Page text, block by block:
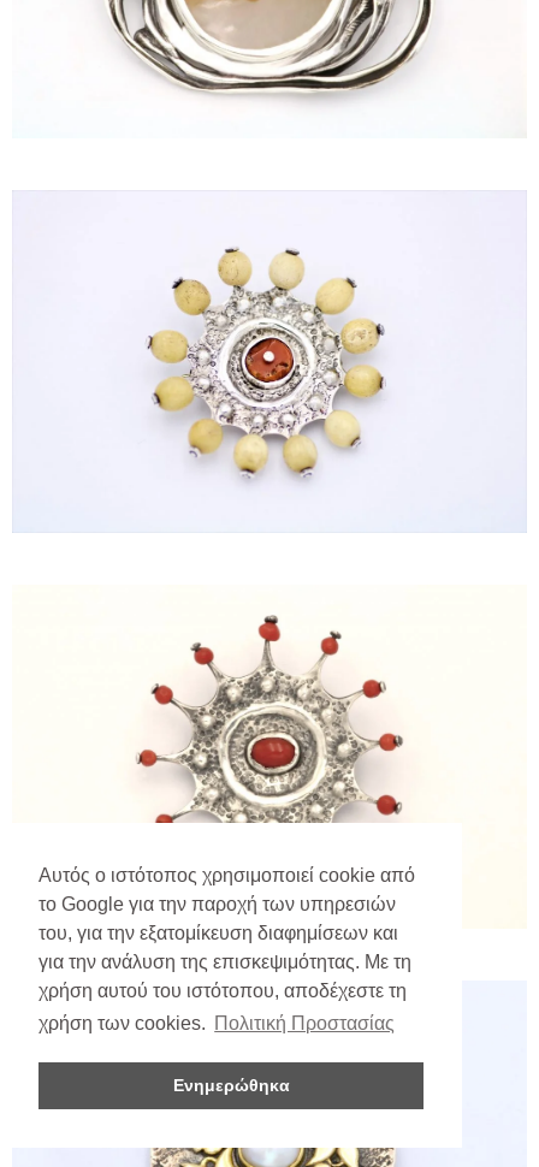
Αυτός ο ιστότοπος χρησιμοποιεί cookie από
το Google για την παροχή των υπηρεσιών
του, για την εξατομίκευση διαφημίσεων και
για την ανάλυση της επισκεψιμότητας. Με τη
χρήση αυτού του ιστότοπου, αποδέχεστε τη
χρήση των cookies. Πολιτική Προστασίας
Ενημερώθηκα